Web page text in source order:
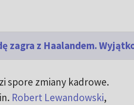
zagra z Haalandem.
spore zmiany kadrowe.
Robert Lewandowski,